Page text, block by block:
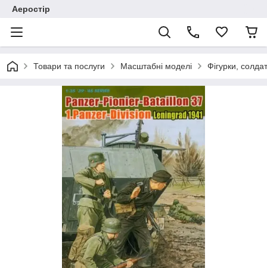
Аеростір
Товари та послуги Масштабні моделі Фігурки,